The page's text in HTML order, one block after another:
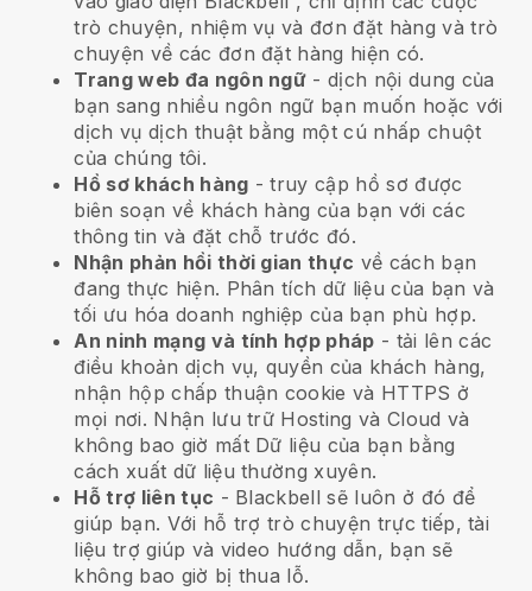
trò chuyện, nhiệm vụ và đơn đặt hàng và trò
chuyện về các đơn đặt hàng hiện có.
Trang web đa ngôn ngữ - dịch nội dung của
bạn sang nhiều ngôn ngữ bạn muốn hoặc với
dịch vụ dịch thuật bằng một cú nhấp chuột
của chúng tôi.
Hồ sơ khách hàng - truy cập hồ sơ được
biên soạn về khách hàng của bạn với các
thông tin và đặt chỗ trước đó.
Nhận phản hồi thời gian thực về cách bạn
đang thực hiện. Phân tích dữ liệu của bạn và
tối ưu hóa doanh nghiệp của bạn phù hợp.
An ninh mạng và tính hợp pháp - tải lên các
điều khoản dịch vụ, quyền của khách hàng,
nhận hộp chấp thuận cookie và HTTPS ở
mọi nơi. Nhận lưu trữ Hosting và Cloud và
không bao giờ mất Dữ liệu của bạn bằng
cách xuất dữ liệu thường xuyên.
Hỗ trợ liên tục - Blackbell sẽ luôn ở đó để
giúp bạn. Với hỗ trợ trò chuyện trực tiếp, tài
liệu trợ giúp và video hướng dẫn, bạn sẽ
không bao giờ bị thua lỗ.